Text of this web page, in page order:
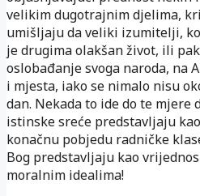
velikim dugotrajnim djelima,
umišljaju da veliki izumitelji,
je drugima olakšan život, ili
oslobađanje svoga naroda, na
i mjesta, iako se nimalo nisu
dan. Nekada to ide do te
istinske sreće predstavljaju
konačnu pobjedu radničke
Bog predstavljaju kao
moralnim idealima!